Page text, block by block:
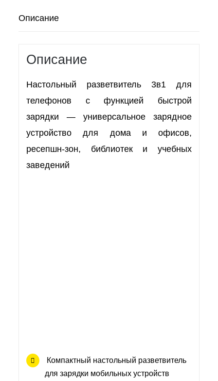
Описание
Описание
Настольный разветвитель 3в1 для
телефонов с функцией быстрой
зарядки — универсальное зарядное
устройство для дома и офисов,
ресепшн-зон, библиотек и учебных
заведений
Компактный настольный разветвитель
для зарядки мобильных устройств